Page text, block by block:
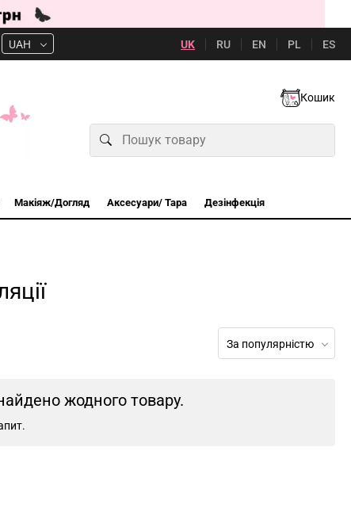
UAH UK RU EN PL ES
Кошик
Макіяж/Догляд Аксесуари/ Тара Дезінфекція
За популярністю
жодного товару.